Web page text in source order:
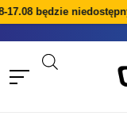
będzie